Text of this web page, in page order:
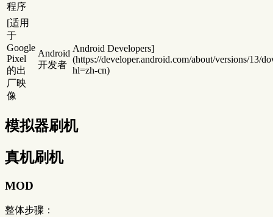
程序
[适用
于
Google
Pixel
的出
厂映
像
Android
开发者
Android Developers]
(https://developer.android.com/about/versions/13/
hl=zh-cn)
模拟器刷机
真机刷机
MOD
整体步骤：